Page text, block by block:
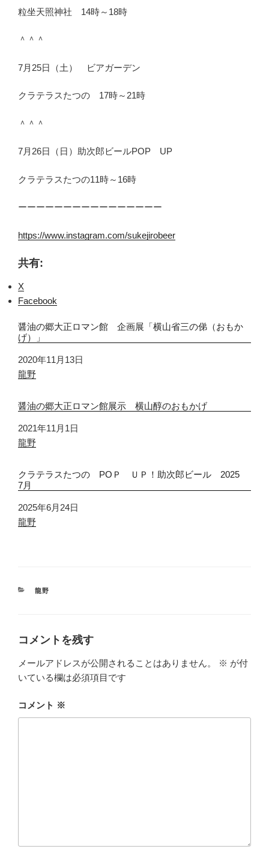
粒坐天照神社 14時～18時
＾＾＾
7月25日（土） ビアガーデン
クラテラスたつの 17時～21時
＾＾＾
7月26日（日）助次郎ビールPОP UP
クラテラスたつの11時～16時
ーーーーーーーーーーーーーーーー
https://www.instagram.com/sukejirobeer
共有:
X
Facebook
醤油の郷大正ロマン館 企画展「横山省三の俤（おもか
げ）」
日付
2020年11月13日
関連理由
龍野
醤油の郷大正ロマン館展示 横山醇のおもかげ
日付
2021年11月1日
関連理由
龍野
クラテラスたつの PОＰ ＵＰ！助次郎ビール 2025
7月
日付
2025年6月24日
関連理由
龍野
カ
龍野
コメントを残す
メールアドレスが公開されることはありません。 ※ が付
いている欄は必須項目です
コメント ※